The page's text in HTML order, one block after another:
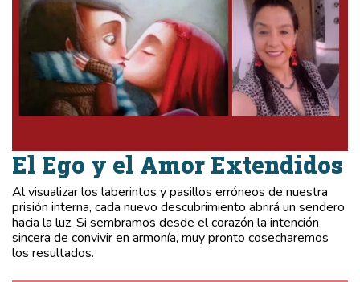
El Ego y el Amor Extendidos
Al visualizar los laberintos y pasillos erróneos de nuestra
prisión interna, cada nuevo descubrimiento abrirá un sendero
hacia la luz. Si sembramos desde el corazón la intención
sincera de convivir en armonía, muy pronto cosecharemos
los resultados.